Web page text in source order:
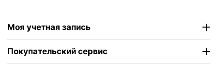
Моя учетная запись
Покупательский сервис